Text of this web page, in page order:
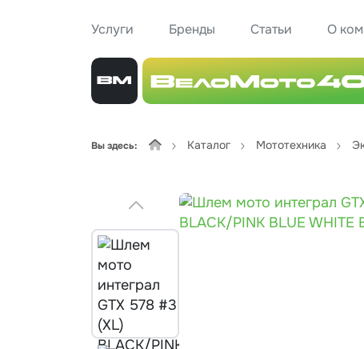
Услуги Бренды Статьи О
Вы здесь: Каталог Мототехника